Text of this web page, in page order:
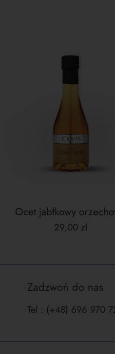
Ocet jabłkowy
Cena
29,00 zl
Zadzwoń do nas
Tel : (+48) 696 970